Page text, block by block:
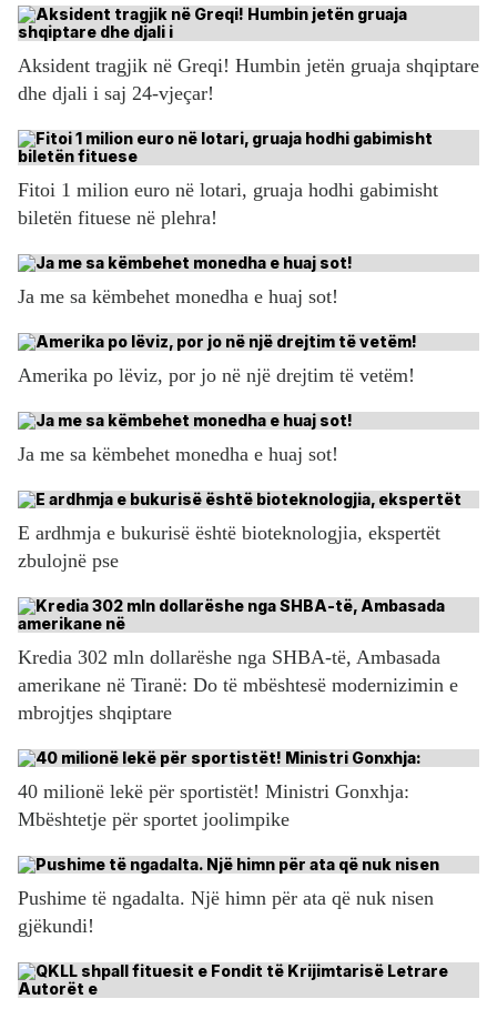
Aksident tragjik në Greqi! Humbin jetën gruaja shqiptare
dhe djali i saj 24-vjeçar!
Fitoi 1 milion euro në lotari, gruaja hodhi gabimisht
biletën fituese në plehra!
Ja me sa këmbehet monedha e huaj sot!
Amerika po lëviz, por jo në një drejtim të vetëm!
Ja me sa këmbehet monedha e huaj sot!
E ardhmja e bukurisë është bioteknologjia, ekspertët
zbulojnë pse
Kredia 302 mln dollarëshe nga SHBA-të, Ambasada
amerikane në Tiranë: Do të mbështesë modernizimin e
mbrojtjes shqiptare
40 milionë lekë për sportistët! Ministri Gonxhja:
Mbështetje për sportet joolimpike
Pushime të ngadalta. Një himn për ata që nuk nisen
gjëkundi!